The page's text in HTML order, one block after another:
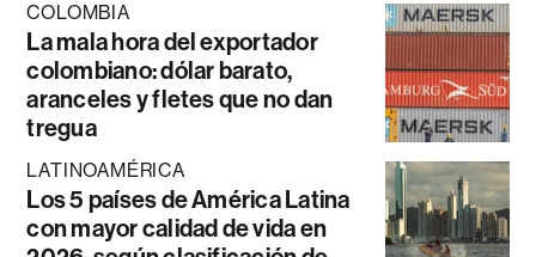
COLOMBIA
La mala hora del exportador
colombiano: dólar barato,
aranceles y fletes que no dan
tregua
LATINOAMÉRICA
Los 5 países de América Latina
con mayor calidad de vida en